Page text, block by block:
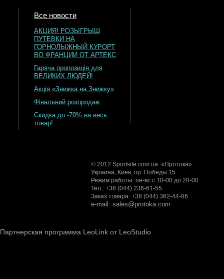
Все новости
АКЦИЯ! РОЗЫГРЫШ
ПУТЕВКИ НА
ГОРНОЛЫЖНЫЙ КУРОРТ
ВО ФРАНЦИИ ОТ АРТЕКС
Гаряча пропозиція для
ВЕЛИКИХ ЛЮДЕЙ!
Акція «Знижка на Знижку»
Фінальний розпродаж
Скидка до -70% на весь
товар!
© 2012 Sportsite.com.ua. «Протока»
Украина, Киев, пр. Победы 15
Режим работы: пн-вс с 10-00 до 20-00
Тел.: +38 (044) 236-61-55
Заказ товара: +38 (044) 362-44-86
e-mail: sales@protoka.com
Партнерская программа LeoLink от LeoStudio